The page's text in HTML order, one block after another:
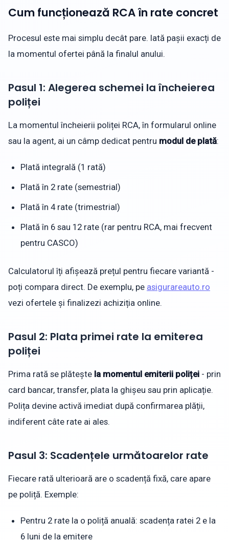
Cum funcționează RCA în rate concret
Procesul este mai simplu decât pare. Iată pașii exacți de
la momentul ofertei până la finalul anului.
Pasul 1: Alegerea schemei la încheierea
poliței
La momentul încheierii poliței RCA, în formularul online
sau la agent, ai un câmp dedicat pentru modul de plată:
Plată integrală (1 rată)
Plată în 2 rate (semestrial)
Plată în 4 rate (trimestrial)
Plată în 6 sau 12 rate (rar pentru RCA, mai frecvent
pentru CASCO)
Calculatorul îți afișează prețul pentru fiecare variantă -
poți compara direct. De exemplu, pe asigurareauto.ro
vezi ofertele și finalizezi achiziția online.
Pasul 2: Plata primei rate la emiterea
poliței
Prima rată se plătește la momentul emiterii poliței - prin
card bancar, transfer, plata la ghișeu sau prin aplicație.
Polița devine activă imediat după confirmarea plății,
indiferent câte rate ai ales.
Pasul 3: Scadențele următoarelor rate
Fiecare rată ulterioară are o scadență fixă, care apare
pe poliță. Exemple:
Pentru 2 rate la o poliță anuală: scadența ratei 2 e la
6 luni de la emitere